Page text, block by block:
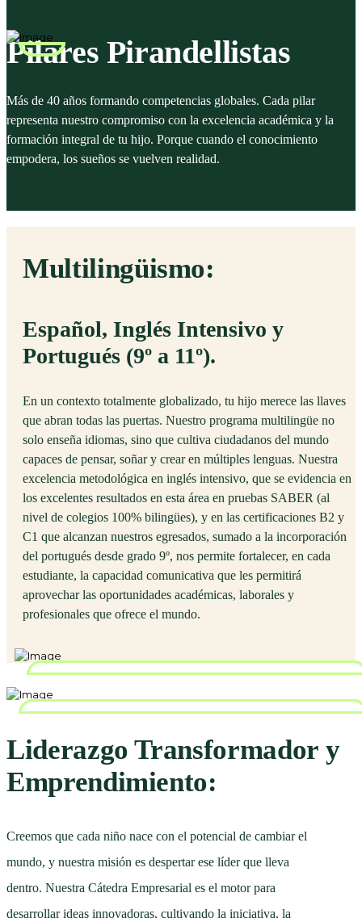
Pilares Pirandellistas
Más de 40 años formando competencias globales. Cada pilar
representa nuestro compromiso con la excelencia académica y la
formación integral de tu hijo. Porque cuando el conocimiento
empodera, los sueños se vuelven realidad.
Multilingüismo:
Español, Inglés Intensivo y
Portugués (9º a 11º).
En un contexto totalmente globalizado, tu hijo merece las llaves
que abran todas las puertas. Nuestro programa multilingüe no
solo enseña idiomas, sino que cultiva ciudadanos del mundo
capaces de pensar, soñar y crear en múltiples lenguas. Nuestra
excelencia metodológica en inglés intensivo, que se evidencia en
los excelentes resultados en esta área en pruebas SABER (al
nivel de colegios 100% bilingües), y en las certificaciones B2 y
C1 que alcanzan nuestros egresados, sumado a la incorporación
del portugués desde grado 9º, nos permite fortalecer, en cada
estudiante, la capacidad comunicativa que les permitirá
aprovechar las oportunidades académicas, laborales y
profesionales que ofrece el mundo.
Liderazgo Transformador y
Emprendimiento:
Creemos que cada niño nace con el potencial de cambiar el
mundo, y nuestra misión es despertar ese líder que lleva
dentro. Nuestra Cátedra Empresarial es el motor para
desarrollar ideas innovadoras, cultivando la iniciativa, la